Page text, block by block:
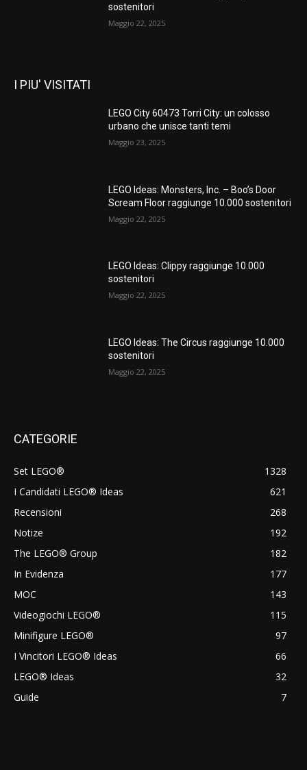
sostenitori
Maggio 22, 2025
I PIU' VISITATI
LEGO City 60473 Torri City: un colosso
urbano che unisce tanti temi
Maggio 23, 2025
LEGO Ideas: Monsters, Inc. – Boo’s Door
Scream Floor raggiunge 10.000 sostenitori
Maggio 22, 2025
LEGO Ideas: Clippy raggiunge 10.000
sostenitori
Maggio 22, 2025
LEGO Ideas: The Circus raggiunge 10.000
sostenitori
Maggio 22, 2025
CATEGORIE
Set LEGO®
1328
I Candidati LEGO® Ideas
621
Recensioni
268
Notize
192
The LEGO® Group
182
In Evidenza
177
MOC
143
Videogiochi LEGO®
115
Minifigure LEGO®
97
I Vincitori LEGO® Ideas
66
LEGO® Ideas
32
Guide
7